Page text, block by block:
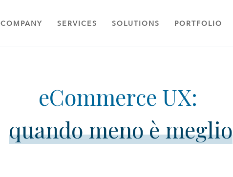
COMPANY SERVICES SOLUTIONS PORTFOLIO
quando meno è meglio